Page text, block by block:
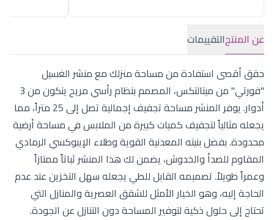
عن المنتجالتقييمات
حقق أقصى استفادة من مساحة منزلك مع منشر الغسيل
"فورتي" من ميتالتكس، المصمم بنظام رأسي مريح يتكون من 3
أدوار. يوفر المنشر مساحة تجفيف إجمالية تصل إلى 25 متراً، مما
يجعله مثالياً لتجفيف كميات كبيرة من الملابس في مساحة أرضية
محدودة. بفضل بنيته المعدنية القوية وطلاء الإيبوكسي الرمادي
المقاوم للصدأ والخدوش، يضمن لك هذا المنشر ثباتاً ممتازاً
وعمراً طويلاً. تصميمه القابل للطي يجعله سهل التخزين عند عدم
الحاجة إليه، وهو الخيار الأمثل للشقق العصرية والمنازل التي
تحتاج إلى حلول ذكية لتوفير المساحة دون التنازل عن الجودة.